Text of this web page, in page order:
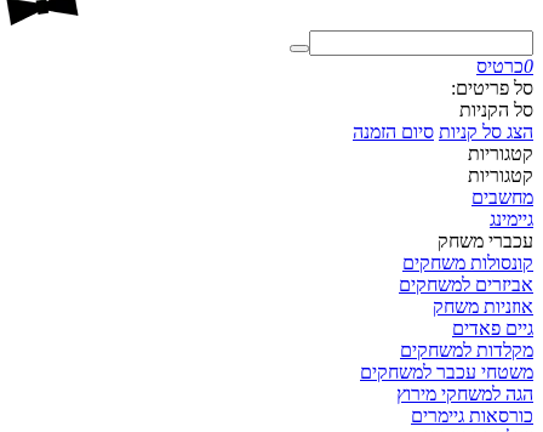
0כרטיס
סל פריטים:
סל הקניות
הצג סל קניות סיום הזמנה
קטגוריות
קטגוריות
מחשבים
גיימינג
עכברי משחק
קונסולות משחקים
אביזרים למשחקים
אוזניות משחק
גיים פאדים
מקלדות למשחקים
משטחי עכבר למשחקים
הגה למשחקי מירוץ
כורסאות גיימרים